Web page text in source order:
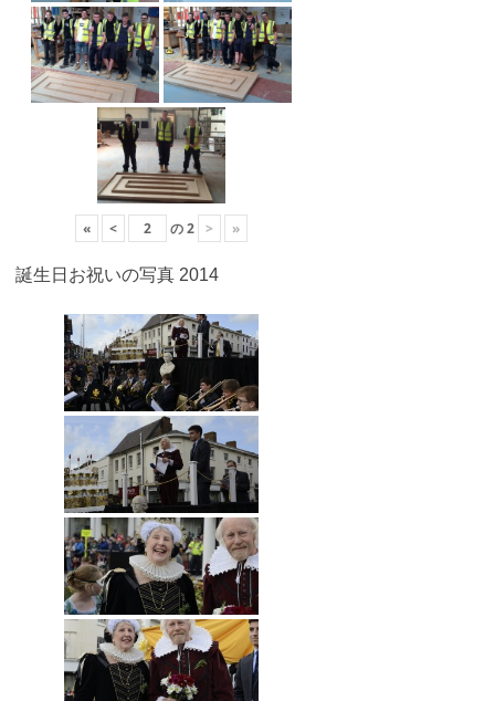
« < の2 > »
誕生日お祝いの写真 2014